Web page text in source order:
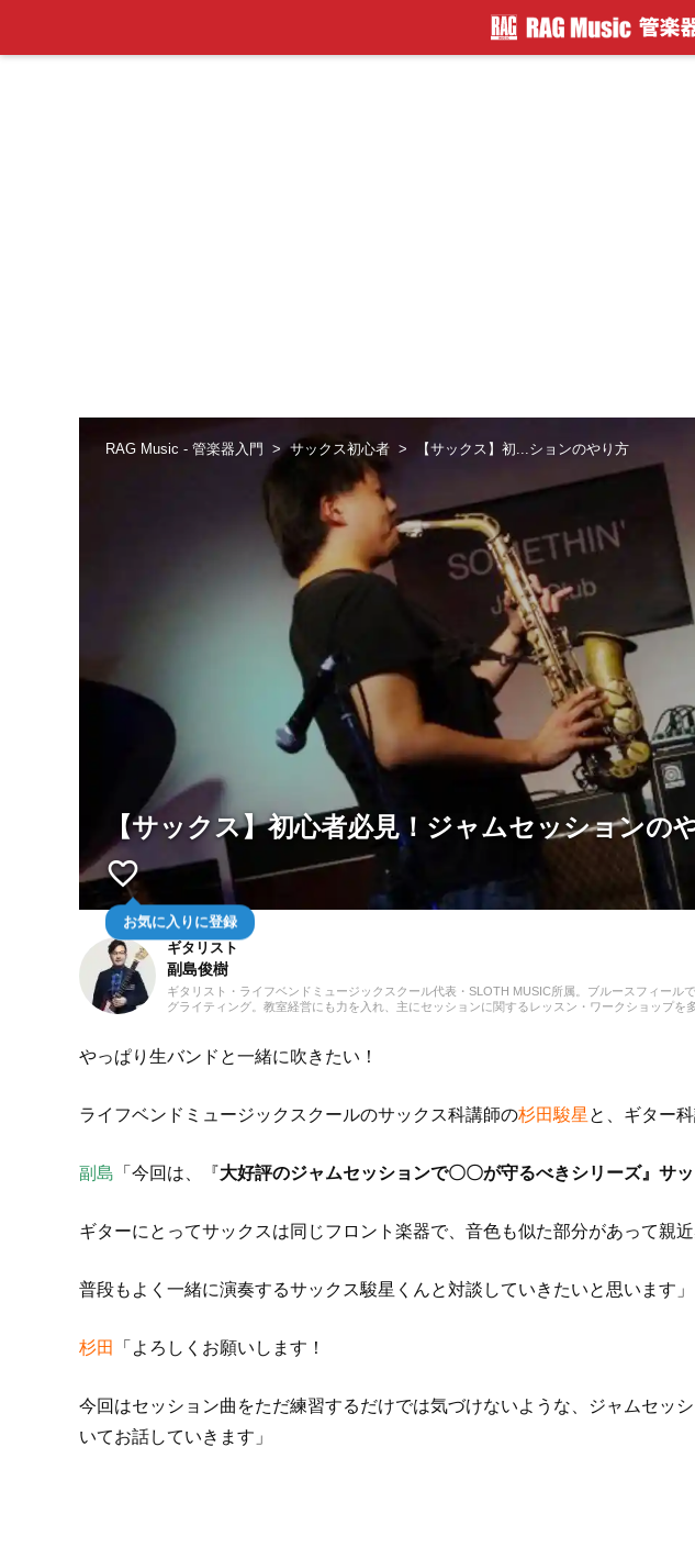
RAG Music - 管楽器入門 サックス初心者 【サックス】初...ションのやり方
【サックス】初心者必見！ジャムセッションの
favorite_border
お気に入りに登録
ギタリスト
副島俊樹
ギタリスト・ライフベンドミュージックスクール代表・SLOTH MUSIC所属。ブルースフィール
グライティング。教室経営にも力を入れ、主にセッションに関するレッスン・ワークショップを
やっぱり生バンドと一緒に吹きたい！
ライフベンドミュージックスクールのサックス科講師の杉田駿星 と、ギター
副島 「今回は、『大好評のジャムセッションで〇〇が守るべきシリーズ』サ
ギターにとってサックスは同じフロント楽器で、音色も似た部分があって親近
普段もよく一緒に演奏するサックス駿星くんと対談していきたいと思います」
杉田 「よろしくお願いします！
今回はセッション曲をただ練習するだけでは気づけないような、ジャムセッ
いてお話していきます」